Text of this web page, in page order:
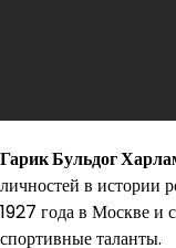
Гарик Бульдог
личностей в истории
1927 года в Москве и
спортивные таланты.